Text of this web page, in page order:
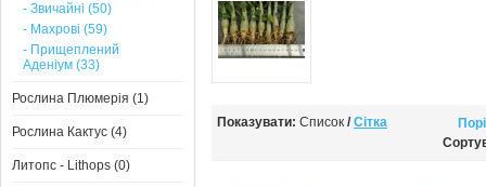
- Звичайні (50)
- Махрові (59)
- Прищеплений
Аденіум (33)
Рослина Плюмерія (1)
Рослина Кактус (4)
Литопс - Lithops (0)
Показувати: Список / Сітка